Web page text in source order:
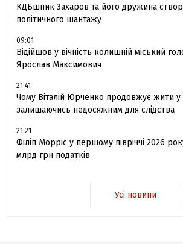
КДБшник Захаров та його дружина
політичного шантажу
09:01
Відійшов у вічність колишній міський
Ярослав Максимович
21:41
Чому Віталій Юрченко продовжує жити у
залишаючись недосяжним для слідства
21:21
Філіп Морріс у першому півріччі 2026
млрд грн податків
Усі новини